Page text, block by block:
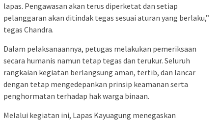
lapas. Pengawasan akan terus diperketat dan setiap
pelanggaran akan ditindak tegas sesuai aturan yang berlaku,”
tegas Chandra.
Dalam pelaksanaannya, petugas melakukan pemeriksaan
secara humanis namun tetap tegas dan terukur. Seluruh
rangkaian kegiatan berlangsung aman, tertib, dan lancar
dengan tetap mengedepankan prinsip keamanan serta
penghormatan terhadap hak warga binaan.
Melalui kegiatan ini, Lapas Kayuagung menegaskan